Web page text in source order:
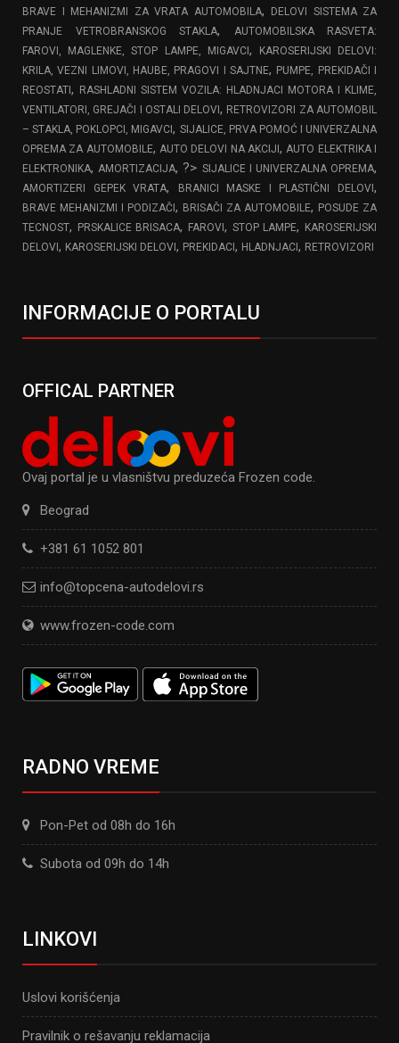
BRAVE I MEHANIZMI ZA VRATA AUTOMOBILA,
DELOVI SISTEMA ZA
PRANJE VETROBRANSKOG STAKLA,
AUTOMOBILSKA RASVETA:
FAROVI, MAGLENKE, STOP LAMPE, MIGAVCI,
KAROSERIJSKI DELOVI:
KRILA, VEZNI LIMOVI, HAUBE, PRAGOVI I SAJTNE, PUMPE, PREKIDAČI I
REOSTATI, RASHLADNI SISTEM VOZILA: HLADNJACI MOTORA I KLIME,
VENTILATORI, GREJAČI I OSTALI DELOVI, RETROVIZORI ZA AUTOMOBIL
– STAKLA, POKLOPCI, MIGAVCI, SIJALICE, PRVA POMOĆ I UNIVERZALNA
OPREMA ZA AUTOMOBILE,AUTO DELOVI NA AKCIJI,AUTO ELEKTRIKA I
ELEKTRONIKA,AMORTIZACIJA, ?> SIJALICE I UNIVERZALNA OPREMA,
AMORTIZERI GEPEK VRATA, BRANICI MASKE I PLASTIČNI DELOVI,
BRAVE MEHANIZMI I PODIZAČI, BRISAČI ZA AUTOMOBILE, POSUDE ZA
TECNOST, PRSKALICE BRISACA, FAROVI, STOP LAMPE, KAROSERIJSKI
DELOVI, KAROSERIJSKI DELOVI, PREKIDACI, HLADNJACI, RETROVIZORI
INFORMACIJE O PORTALU
OFFICAL PARTNER
Ovaj portal je u vlasništvu preduzeća Frozen code.
Beograd
+381 61 1052 801
info@topcena-autodelovi.rs
www.frozen-code.com
RADNO VREME
Pon-Pet od 08h do 16h
Subota od 09h do 14h
LINKOVI
Uslovi korišćenja
Pravilnik o rešavanju reklamacija